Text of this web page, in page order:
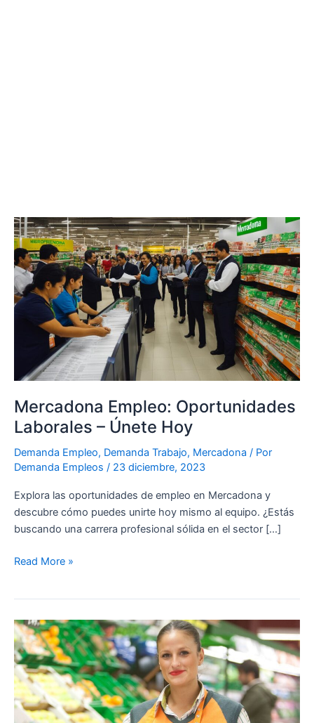
Mercadona Empleo: Oportunidades
Laborales – Únete Hoy
Demanda Empleo, Demanda Trabajo, Mercadona / Por
Demanda Empleos / 23 diciembre, 2023
Explora las oportunidades de empleo en Mercadona y
descubre cómo puedes unirte hoy mismo al equipo. ¿Estás
buscando una carrera profesional sólida en el sector […]
Mercadona
Empleo:
Oportunidades
Laborales
–
Únete
Read More »
¿Cómo
Es
Trabajar
En
Mercadona?